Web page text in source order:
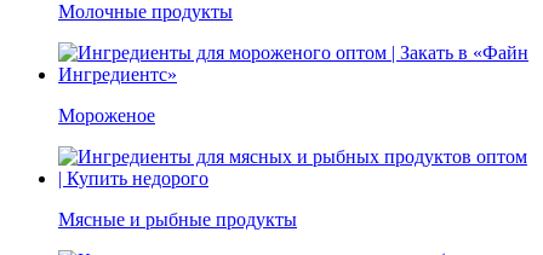
Молочные продукты
Мороженое
Мясные и рыбные продукты